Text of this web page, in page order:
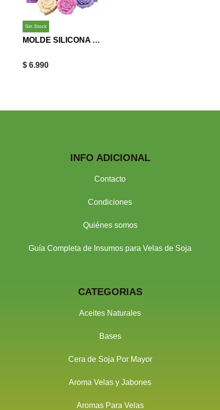
Sin Stock
MOLDE SILICONA ROSA
$ 6.990
INFO ADICIONAL
Contacto
Condiciones
Quiénes somos
Guía Completa de Insumos para Velas de Soja
CATEGORIAS
Aceites Naturales
Bases
Cera de Soja Por Mayor
Aroma Velas y Jabones
Aromas Para Velas